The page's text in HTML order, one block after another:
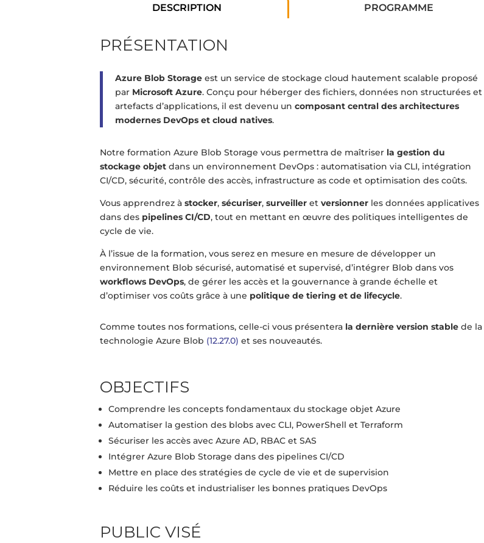
DESCRIPTION PROGRAMME
PRÉSENTATION
Azure Blob Storage est un service de stockage cloud hautement scalable proposé
par Microsoft Azure. Conçu pour héberger des fichiers, données non structurées et
artefacts d’applications, il est devenu uncomposant central des architectures
modernes DevOps et cloud natives.
Notre formation Azure Blob Storage vous permettra de maîtriser la gestion du
stockage objet dans un environnement DevOps : automatisation via CLI, intégration
CI/CD, sécurité, contrôle des accès, infrastructure as code et optimisation des coûts.
Vous apprendrez àstocker,sécuriser,surveiller etversionner les données applicatives
dans des pipelines CI/CD, tout en mettant en œuvre des politiques intelligentes de
cycle de vie.
À l’issue de la formation, vous serez en mesure en mesure de développer un
environnement Blob sécurisé, automatisé et supervisé, d’intégrer Blob dans vos
workflows DevOps, de gérer les accès et la gouvernance à grande échelle et
d’optimiser vos coûts grâce à une politique de tiering et de lifecycle.
Comme toutes nos formations, celle-ci vous présentera la dernière version stable de la
technologie Azure Blob (12.27.0) et ses nouveautés.
OBJECTIFS
Comprendre les concepts fondamentaux du stockage objet Azure
Automatiser la gestion des blobs avec CLI, PowerShell et Terraform
Sécuriser les accès avec Azure AD, RBAC et SAS
Intégrer Azure Blob Storage dans des pipelines CI/CD
Mettre en place des stratégies de cycle de vie et de supervision
Réduire les coûts et industrialiser les bonnes pratiques DevOps
PUBLIC VISÉ